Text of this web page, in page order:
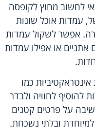
לחשוב מחוץ לקופסה
עמדות אוכל שונות
אפשר לשקול עמדות
או אפילו עמדות
כמו
להוסיף לחוויה ולבדר
על פרטים קטנים
ובלתי נשכחת.